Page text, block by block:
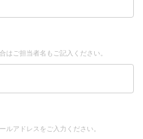
ご担当者名もご記入ください。
ルアドレスをご入力ください。